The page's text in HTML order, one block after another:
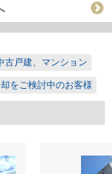
古戸建、マンション
をご検討中のお客様